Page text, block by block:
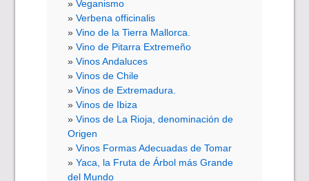
Veganismo
Verbena officinalis
Vino de la Tierra Mallorca.
Vino de Pitarra Extremeño
Vinos Andaluces
Vinos de Chile
Vinos de Extremadura.
Vinos de Ibiza
Vinos de La Rioja, denominación de
Origen
Vinos Formas Adecuadas de Tomar
Yaca, la Fruta de Árbol más Grande
del Mundo